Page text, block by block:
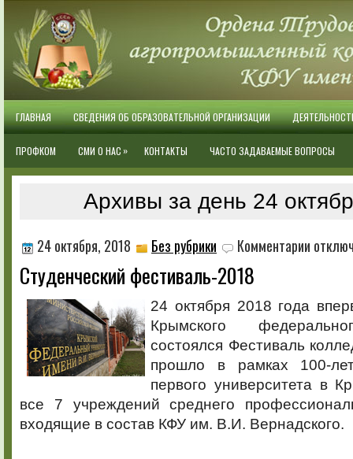
ГЛАВНАЯ СВЕДЕНИЯ ОБ ОБРАЗОВАТЕЛЬНОЙ ОРГАНИЗАЦИИ
ПРОФКОМ СМИ О НАС » КОНТАКТЫ ЧАСТО ЗАДАВАЕМЫЕ ВОПРОСЫ
Архивы за день 24
24 октября, 2018 Без рубрики Комментарии записи
Студенческий фестиваль-2018
24 октября 2018 года
Крымского
состоялся Фестиваль
прошло в рамках 100-
первого университета в
все 7 учреждений среднего
входящие в состав КФУ им. В.И. Вернадского.